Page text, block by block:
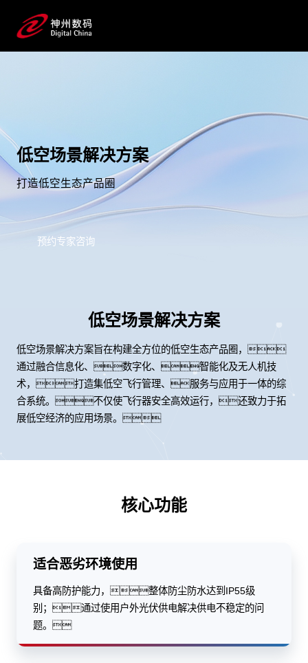
低空场景解决方案
打造低空生态产品圈
预约专家咨询
低空场景解决方案
低空场景解决方案旨在构建全方位的低空生态产品圈，
通过融合信息化、数字化、智能化及无人机技
术，打造集低空飞行管理、服务与应用于一体的综
合系统。不仅使飞行器安全高效运行，还致力于拓
展低空经济的应用场景。
核心功能
适合恶劣环境使用
具备高防护能力，整体防尘防水达到IP55级
别；通过使用户外光伏供电解决供电不稳定的问
题。